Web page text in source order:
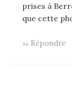
prises à
que cette
Répondre